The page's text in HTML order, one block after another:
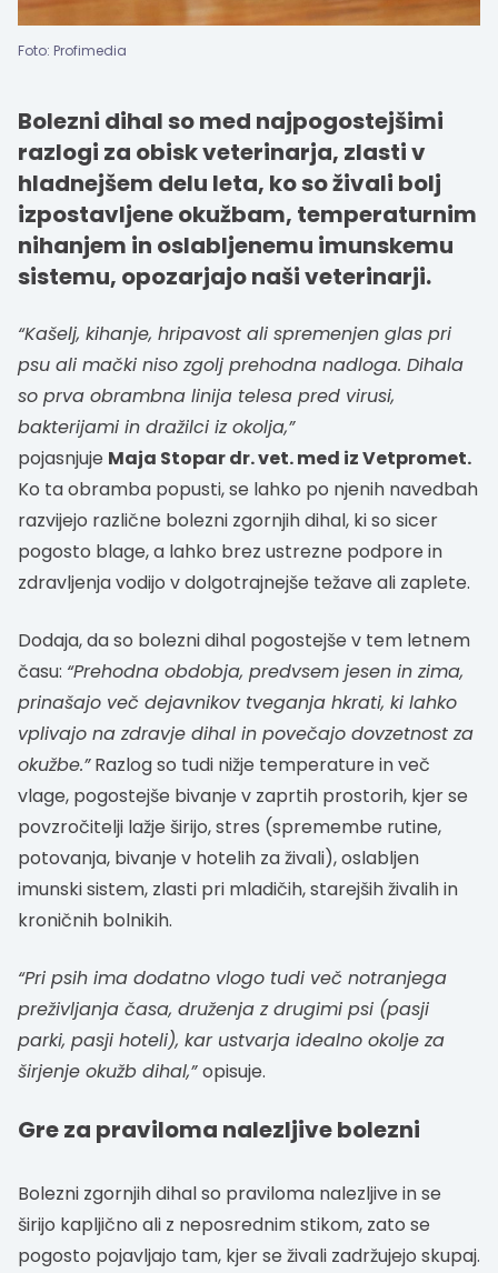
Foto: Profimedia
Bolezni dihal so med najpogostejšimi
razlogi za obisk veterinarja, zlasti v
hladnejšem delu leta, ko so živali bolj
izpostavljene okužbam, temperaturnim
nihanjem in oslabljenemu imunskemu
sistemu, opozarjajo naši veterinarji.
“Kašelj, kihanje, hripavost ali spremenjen glas pri
psu ali mački niso zgolj prehodna nadloga. Dihala
so prva obrambna linija telesa pred virusi,
bakterijami in dražilci iz okolja,”
pojasnjuje Maja Stopar dr. vet. med iz Vetpromet.
Ko ta obramba popusti, se lahko po njenih navedbah
razvijejo različne bolezni zgornjih dihal, ki so sicer
pogosto blage, a lahko brez ustrezne podpore in
zdravljenja vodijo v dolgotrajnejše težave ali zaplete.
Dodaja, da so bolezni dihal pogostejše v tem letnem
času: “Prehodna obdobja, predvsem jesen in zima,
prinašajo več dejavnikov tveganja hkrati, ki lahko
vplivajo na zdravje dihal in povečajo dovzetnost za
okužbe.”Razlog so tudi nižje temperature in več
vlage, pogostejše bivanje v zaprtih prostorih, kjer se
povzročitelji lažje širijo, stres (spremembe rutine,
potovanja, bivanje v hotelih za živali), oslabljen
imunski sistem, zlasti pri mladičih, starejših živalih in
kroničnih bolnikih.
“Pri psih ima dodatno vlogo tudi več notranjega
preživljanja časa, druženja z drugimi psi (pasji
parki, pasji hoteli), kar ustvarja idealno okolje za
širjenje okužb dihal,”opisuje.
Gre za praviloma nalezljive bolezni
Bolezni zgornjih dihal so praviloma nalezljive in se
širijo kapljično ali z neposrednim stikom, zato se
pogosto pojavljajo tam, kjer se živali zadržujejo skupaj.